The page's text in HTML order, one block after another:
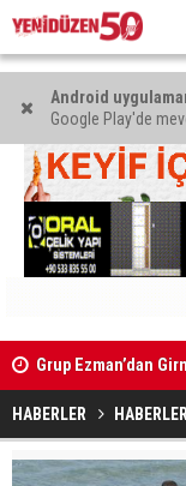
Android
Google Play'de
Grup Ezman’dan
Kıbrıs’ın
oldu
HABERLER HABERLER